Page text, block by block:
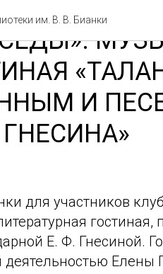
им. В. В. Бианки
И
для участников
гостиная,
Е. Ф. Гнесиной.
Елены